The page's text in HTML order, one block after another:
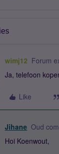
wimj12 Forum
Ja, telefoon
Like
Jihane Oud
Hoi Koenwout,